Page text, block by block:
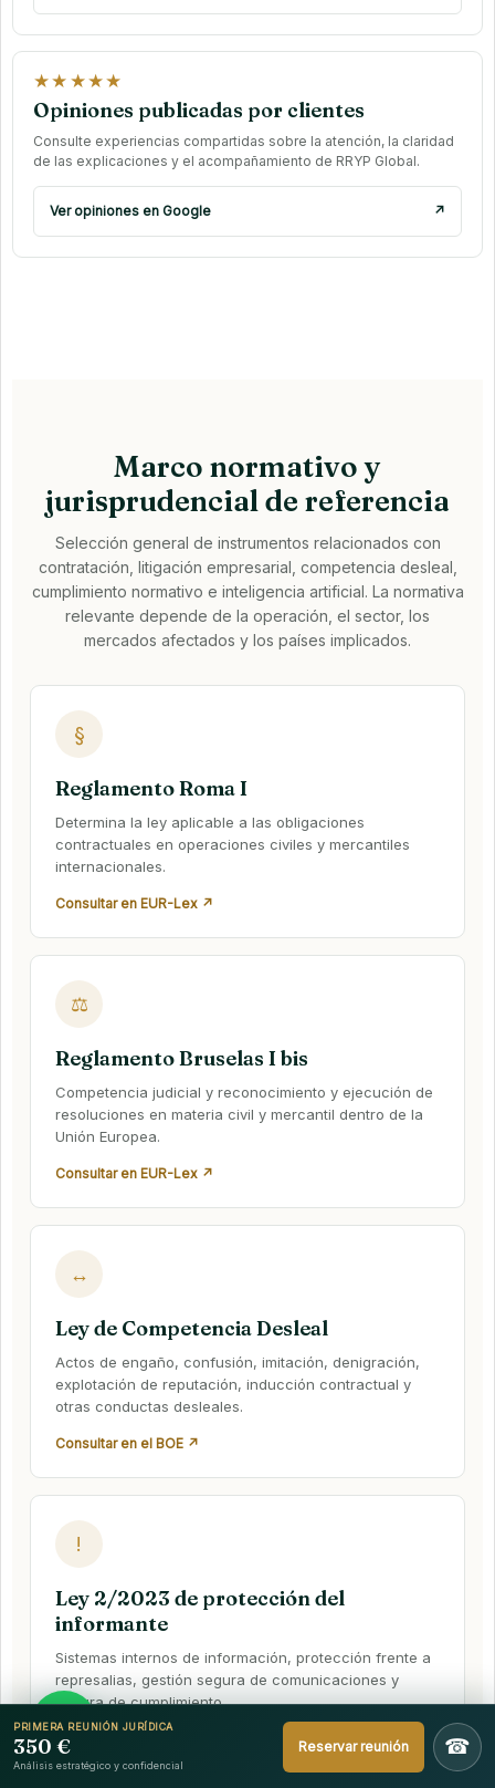
★★★★★
Opiniones publicadas por clientes
Consulte experiencias compartidas sobre la atención, la claridad
de las explicaciones y el acompañamiento de RRYP Global.
Ver opiniones en Google ↗
PRIMERA REUNIÓN JURÍDICA
350 €
Análisis estratégico y confidencial
Reservar reunión ☎
Marco normativo y
jurisprudencial de referencia
Selección general de instrumentos relacionados con
contratación, litigación empresarial, competencia desleal,
cumplimiento normativo e inteligencia artificial. La normativa
relevante depende de la operación, el sector, los
mercados afectados y los países implicados.
§
Reglamento Roma I
Determina la ley aplicable a las obligaciones
contractuales en operaciones civiles y mercantiles
internacionales.
Consultar en EUR-Lex ↗
⚖
Reglamento Bruselas I bis
Competencia judicial y reconocimiento y ejecución de
resoluciones en materia civil y mercantil dentro de la
Unión Europea.
Consultar en EUR-Lex ↗
↔
Ley de Competencia Desleal
Actos de engaño, confusión, imitación, denigración,
explotación de reputación, inducción contractual y
otras conductas desleales.
Consultar en el BOE ↗
!
Ley 2/2023 de protección del
informante
Sistemas internos de información, protección frente a
represalias, gestión segura de comunicaciones y
cultura de cumplimiento.
Consultar en el BOE ↗